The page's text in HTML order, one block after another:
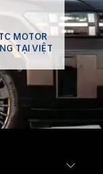
MOTOR
TẠI VIỆT